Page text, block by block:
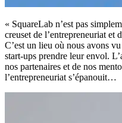
« SquareLab n’est pas
creuset de l’entrepreneuriat et
C’est un lieu où nous avons
start-ups prendre leur envol.
nos partenaires et de nos
l’entrepreneuriat s’épanouit…